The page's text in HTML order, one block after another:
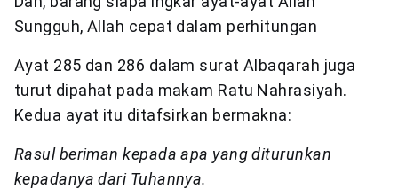
Sungguh, Allah cepat dalam perhitungan
Ayat 285 dan 286 dalam surat Albaqarah juga
turut dipahat pada makam Ratu Nahrasiyah.
Kedua ayat itu ditafsirkan bermakna:
Rasul beriman kepada apa yang diturunkan
kepadanya dari Tuhannya.